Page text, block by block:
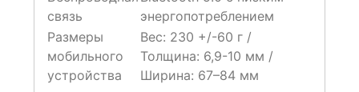
связь
энергопотреблением
Размеры
мобильного
устройства
Вес: 230 +/-60 г /
Толщина: 6,9-10 мм /
Ширина: 67–84 мм